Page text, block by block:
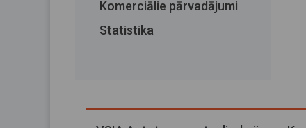
Komerciālie pārvadājumi
Statistika